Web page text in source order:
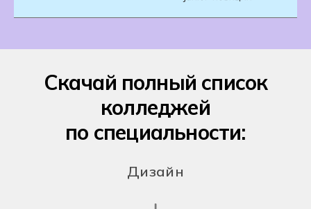
Скачай полный список
колледжей
по специальности:
Дизайн